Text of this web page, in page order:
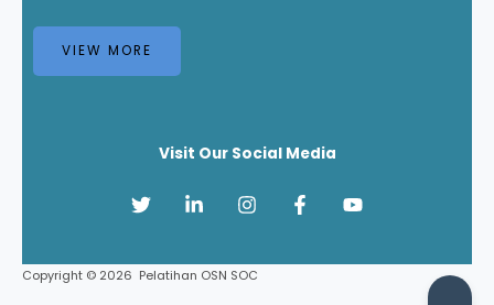
VIEW MORE
Visit Our Social Media
Copyright © 2026 Pelatihan OSN SOC